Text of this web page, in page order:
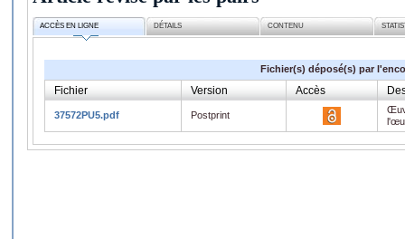
ACCÈS EN LIGNE DÉTAILS CONTENU
Fichier(s) déposé(s) par
Fichier Version Accès
37572PU5.pdf Postprint